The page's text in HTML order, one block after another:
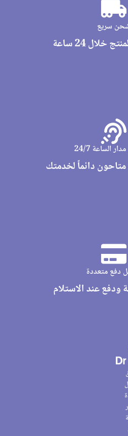
سريع
خلال 24 ساعة
الساعة 24/7
دائماً لخدمتك
دفع متعددة
ودفع عند الاستلام